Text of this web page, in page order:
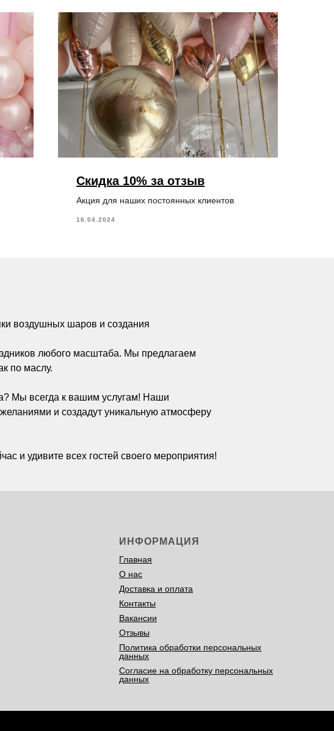
Скидка 10% за отзыв
Акция для наших постоянных клиентов
16.04.2024
воздушных шаров и создания
любого масштаба. Мы предлагаем
по маслу.
Мы всегда к вашим услугам! Наши
и создадут уникальную атмосферу
и удивите всех гостей своего мероприятия!
ИНФОРМАЦИЯ
Главная
О нас
Доставка и оплата
Контакты
Вакансии
Отзывы
Политика обработки персональных
данных
Согласие на обработку персональных
данных